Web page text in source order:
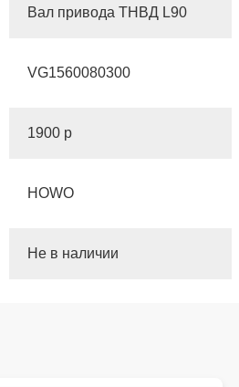
Вал привода ТНВД L90
VG1560080300
1900 р
HOWO
Не в наличии